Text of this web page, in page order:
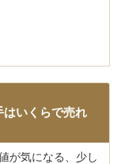
いくらで売れ
が気になる、少し